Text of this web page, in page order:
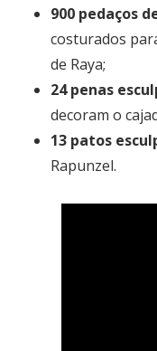
900 pedaços
costurados
de Raya;
24 penas
decoram o
13 patos
Rapunzel.